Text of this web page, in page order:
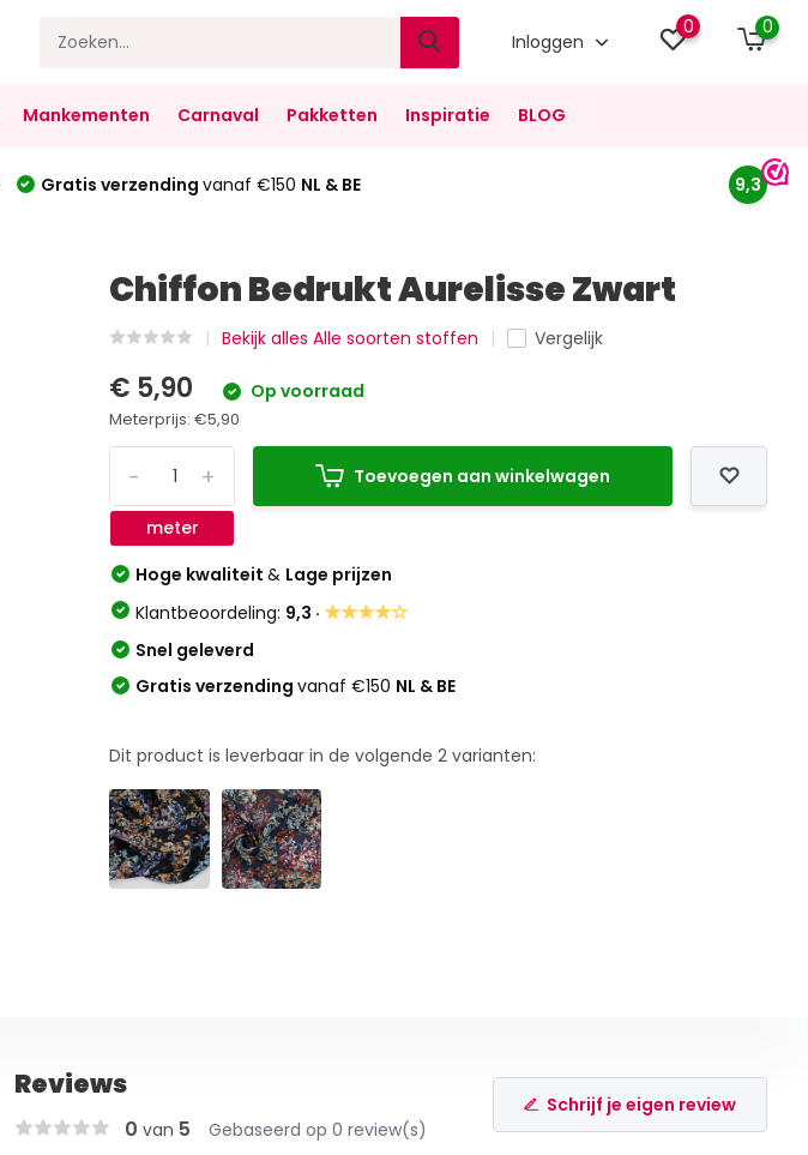
Inloggen
0 0
Mankementen Carnaval Pakketten Inspiratie BLOG
Gratis verzending vanaf €150 NL & BE 9,3
Chiffon Bedrukt Aurelisse Zwart
Bekijk alles Alle soorten stoffen Vergelijk
€ 5,90 Op voorraad
Meterprijs:€5,90
+
-
meter
Toevoegen aan winkelwagen
Hoge kwaliteit& Lage prijzen
Klantbeoordeling: 9,3 ·★★★★☆
Snel geleverd
Gratis verzendingvanaf €150 NL & BE
Dit product is leverbaar in de volgende2 varianten:
Reviews
0 van 5 Gebaseerd op 0 review(s)
Schrijf je eigen review